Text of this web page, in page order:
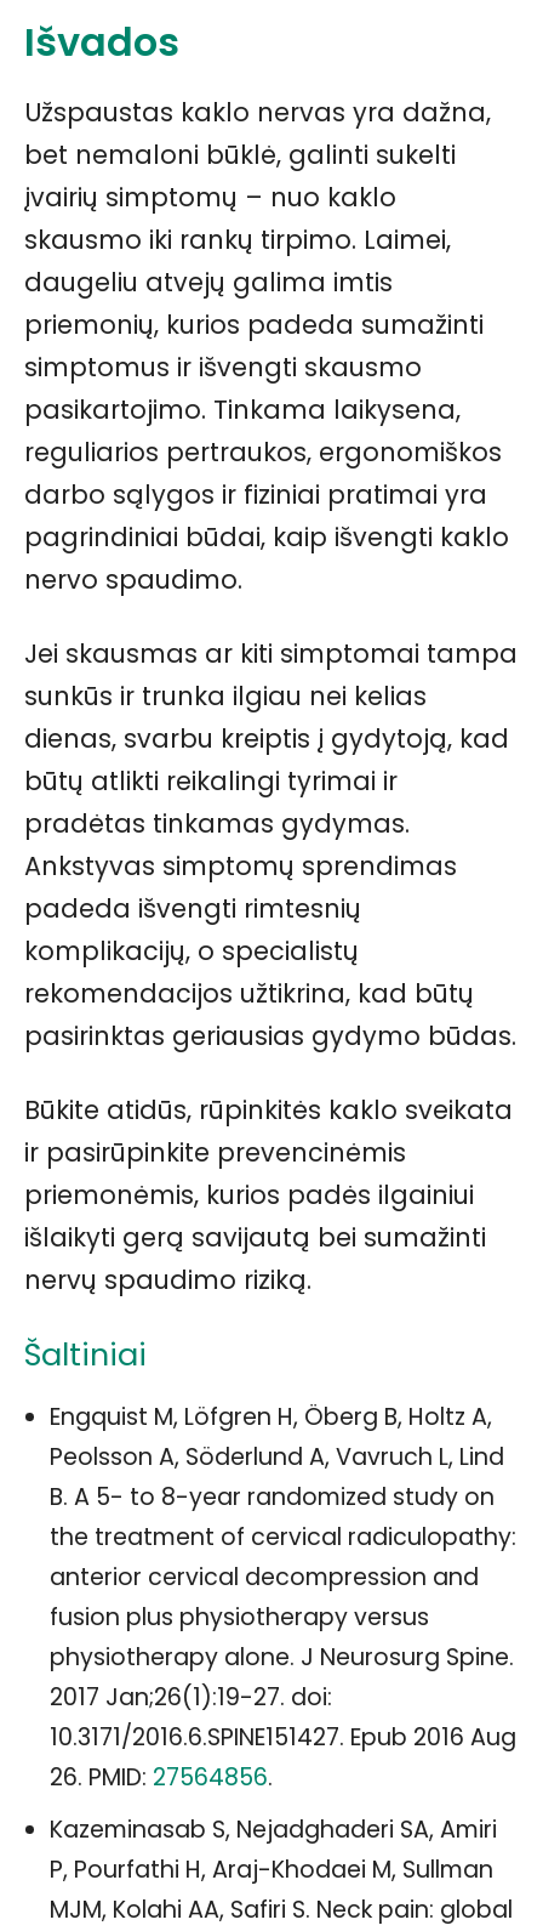
Išvados
Užspaustas kaklo nervas yra dažna,
bet nemaloni būklė, galinti sukelti
įvairių simptomų – nuo kaklo
skausmo iki rankų tirpimo. Laimei,
daugeliu atvejų galima imtis
priemonių, kurios padeda sumažinti
simptomus ir išvengti skausmo
pasikartojimo. Tinkama laikysena,
reguliarios pertraukos, ergonomiškos
darbo sąlygos ir fiziniai pratimai yra
pagrindiniai būdai, kaip išvengti kaklo
nervo spaudimo.
Jei skausmas ar kiti simptomai tampa
sunkūs ir trunka ilgiau nei kelias
dienas, svarbu kreiptis į gydytoją, kad
būtų atlikti reikalingi tyrimai ir
pradėtas tinkamas gydymas.
Ankstyvas simptomų sprendimas
padeda išvengti rimtesnių
komplikacijų, o specialistų
rekomendacijos užtikrina, kad būtų
pasirinktas geriausias gydymo būdas.
Būkite atidūs, rūpinkitės kaklo sveikata
ir pasirūpinkite prevencinėmis
priemonėmis, kurios padės ilgainiui
išlaikyti gerą savijautą bei sumažinti
nervų spaudimo riziką.
Šaltiniai
Engquist M, Löfgren H, Öberg B, Holtz A,
Peolsson A, Söderlund A, Vavruch L, Lind
B. A 5- to 8-year randomized study on
the treatment of cervical radiculopathy:
anterior cervical decompression and
fusion plus physiotherapy versus
physiotherapy alone. J Neurosurg Spine.
2017 Jan;26(1):19-27. doi:
10.3171/2016.6.SPINE151427. Epub 2016 Aug
26. PMID: 27564856.
Kazeminasab S, Nejadghaderi SA, Amiri
P, Pourfathi H, Araj-Khodaei M, Sullman
MJM, Kolahi AA, Safiri S. Neck pain: global